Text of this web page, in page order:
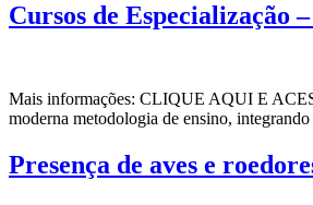
Cursos de Especialização
Mais informações: CLIQUE AQUI E
moderna metodologia de ensino,
Presença de aves e